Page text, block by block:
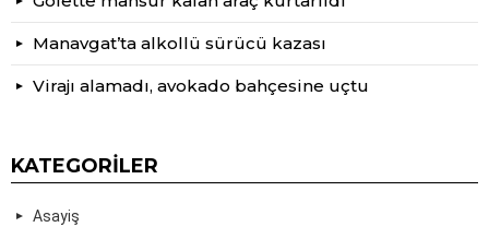
Manavgat’ta alkollü sürücü kazası
Virajı alamadı, avokado bahçesine uçtu
KATEGORILER
Asayiş